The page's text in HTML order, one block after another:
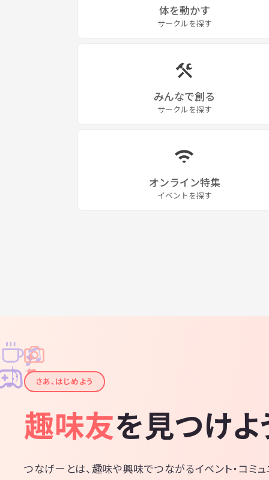
体を動かす
サークルを探す
みんなで創る
サークルを探す
オンライン特集
イベントを探す
✦
✦
✧
✧
♪
♫
さあ、はじめよう
趣味友を見つけよ
つなげーとは、趣味や興味でつながるイベント・コミュ